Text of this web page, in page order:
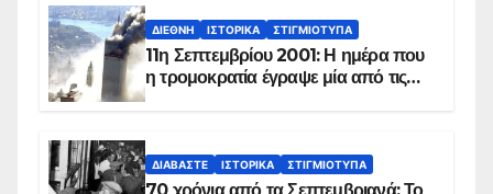
ΔΙΕΘΝΉ ΙΣΤΟΡΙΚΆ ΣΤΙΓΜΙΌΤΥΠΑ
11η Σεπτεμβρίου 2001: Η ημέρα που
η τρομοκρατία έγραψε μία από τις
ΔΙΑΒΆΣΤΕ ΙΣΤΟΡΙΚΆ ΣΤΙΓΜΙΌΤΥΠΑ